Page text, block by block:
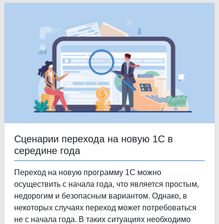
Сценарии перехода на новую 1С в
середине года
Переход на новую программу 1С можно
осуществить с начала года, что является простым,
недорогим и безопасным вариантом. Однако, в
некоторых случаях переход может потребоваться
не с начала года. В таких ситуациях необходимо